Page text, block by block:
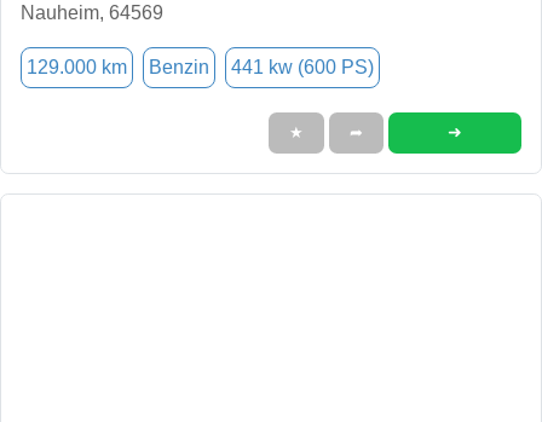
Nauheim, 64569
129.000 km Benzin 441 kw (600 PS)
★ ➦ ➜